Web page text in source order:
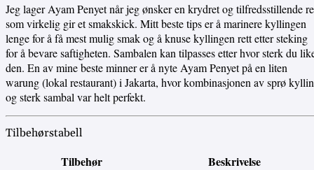
Jeg lager Ayam Penyet når jeg ønsker en krydret og tilfredsstillende
som virkelig gir et smakskick. Mitt beste tips er å marinere kyllingen
lenge for å få mest mulig smak og å knuse kyllingen rett etter steking
for å bevare saftigheten. Sambalen kan tilpasses etter hvor sterk du
den. En av mine beste minner er å nyte Ayam Penyet på en liten
warung (lokal restaurant) i Jakarta, hvor kombinasjonen av sprø
og sterk sambal var helt perfekt.
Tilbehørstabell
Tilbehør Beskrivelse